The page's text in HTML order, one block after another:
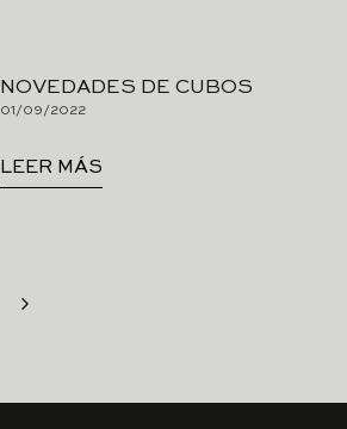
NOVEDADES DE CUBOS
01/09/2022
LEER MÁS